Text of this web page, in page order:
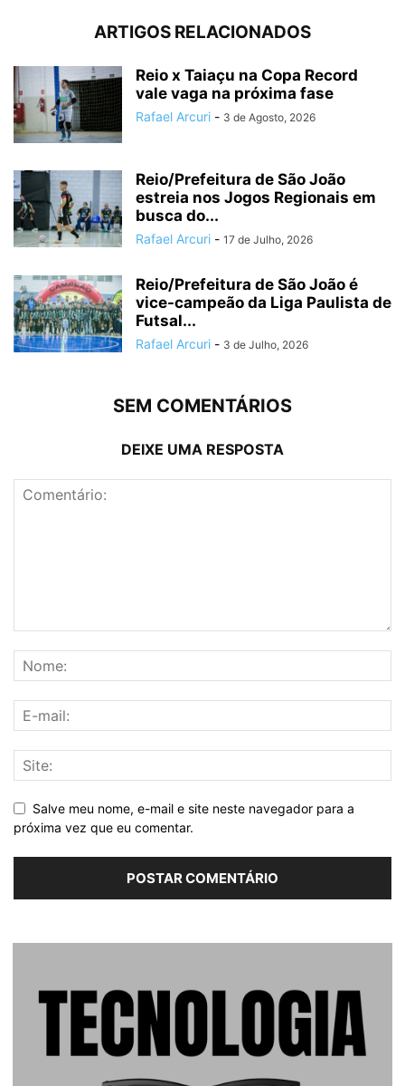
ARTIGOS RELACIONADOS
Reio x Taiaçu na Copa Record
vale vaga na próxima fase
Rafael Arcuri - 3 de Agosto, 2026
Reio/Prefeitura de São João
estreia nos Jogos Regionais em
busca do...
Rafael Arcuri - 17 de Julho, 2026
Reio/Prefeitura de São João é
vice-campeão da Liga Paulista de
Futsal...
Rafael Arcuri - 3 de Julho, 2026
SEM COMENTÁRIOS
DEIXE UMA RESPOSTA
Salve meu nome, e-mail e site neste navegador para a
próxima vez que eu comentar.